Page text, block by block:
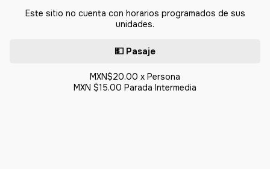
Este sitio no cuenta con horarios programados de sus
unidades.
💵 Pasaje
MXN$20.00 x Persona
MXN $15.00 Parada Intermedia